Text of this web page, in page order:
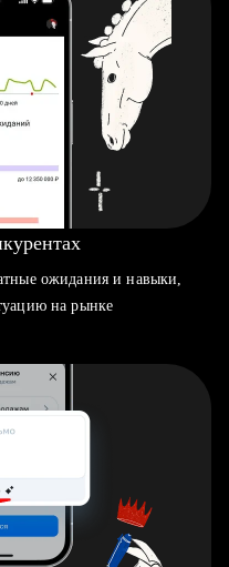
ожидания и навыки,
на рынке